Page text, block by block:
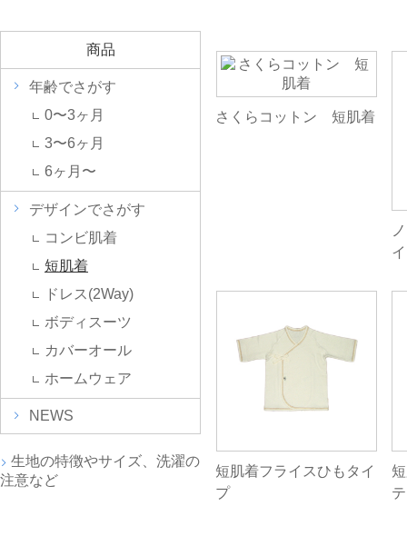
商品
年齢でさがす
0〜3ヶ月
3〜6ヶ月
6ヶ月〜
デザインでさがす
コンビ肌着
短肌着
ドレス(2Way)
ボディスーツ
カバーオール
ホームウェア
NEWS
生地の特徴やサイズ、洗濯の
注意など
さくらコットン 短肌着
短肌着フライスひもタイ
プ